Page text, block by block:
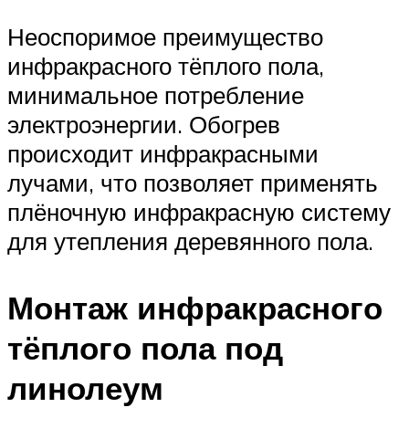
Неоспоримое преимущество
инфракрасного тёплого пола,
минимальное потребление
электроэнергии. Обогрев
происходит инфракрасными
лучами, что позволяет применять
плёночную инфракрасную систему
для утепления деревянного пола.
Монтаж инфракрасного
тёплого пола под
линолеум